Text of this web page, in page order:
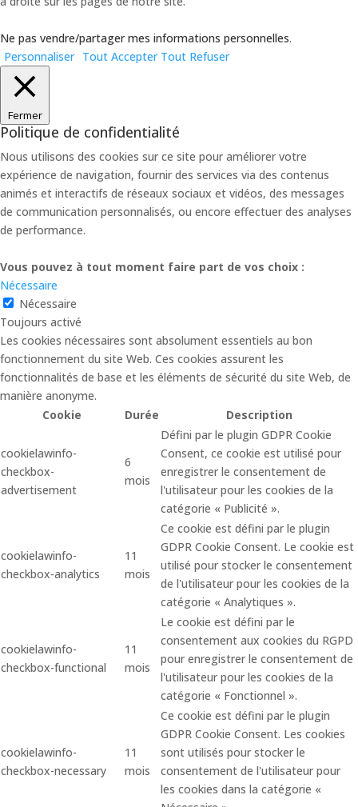
Ne pas vendre/partager mes informations personnelles.
Personnaliser Tout Accepter Tout Refuser
Fermer
Politique de confidentialité
Nous utilisons des cookies sur ce site pour améliorer votre
expérience de navigation, fournir des services via des contenus
animés et interactifs de réseaux sociaux et vidéos, des messages
de communication personnalisés, ou encore effectuer des analyses
de performance.
Vous pouvez à tout moment faire part de vos choix :
Nécessaire
Nécessaire
Toujours activé
Les cookies nécessaires sont absolument essentiels au bon
fonctionnement du site Web. Ces cookies assurent les
fonctionnalités de base et les éléments de sécurité du site Web, de
manière anonyme.
Cookie
Durée Description
cookielawinfo-
checkbox-
advertisement
6
mois
Défini par le plugin GDPR Cookie
Consent, ce cookie est utilisé pour
enregistrer le consentement de
l'utilisateur pour les cookies de la
catégorie « Publicité ».
cookielawinfo-
checkbox-analytics
11
mois
Ce cookie est défini par le plugin
GDPR Cookie Consent. Le cookie est
utilisé pour stocker le consentement
de l'utilisateur pour les cookies de la
catégorie « Analytiques ».
cookielawinfo-
checkbox-functional
11
mois
Le cookie est défini par le
consentement aux cookies du RGPD
pour enregistrer le consentement de
l'utilisateur pour les cookies de la
catégorie « Fonctionnel ».
cookielawinfo-
checkbox-necessary
11
mois
Ce cookie est défini par le plugin
GDPR Cookie Consent. Les cookies
sont utilisés pour stocker le
consentement de l'utilisateur pour
les cookies dans la catégorie «